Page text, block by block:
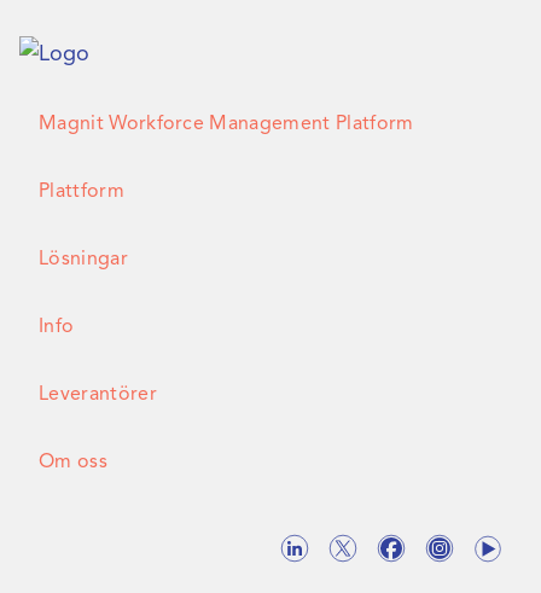
Magnit Workforce Management Platform
Plattform
Lösningar
Info
Leverantörer
Om oss